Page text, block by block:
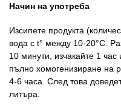
Начин на употреба
Изсипете продукта
вода с t° между 10-20°C.
10 минути, изчакайте 1
пълно хомогенизиране на
4-6 часа. След това
литъра.